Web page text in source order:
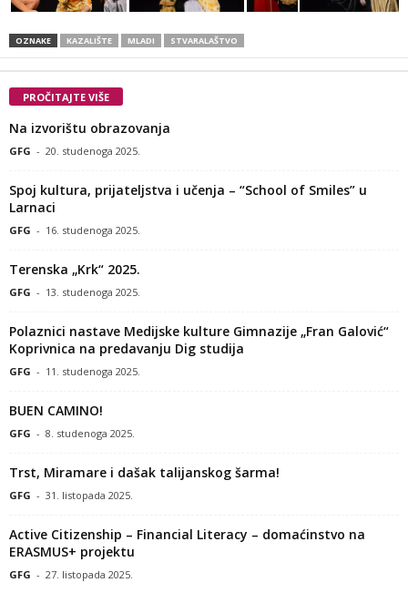
OZNAKE KAZALIŠTE MLADI STVARALAŠTVO
PROČITAJTE VIŠE
Na izvorištu obrazovanja
GFG - 20. studenoga 2025.
Spoj kultura, prijateljstva i učenja – “School of Smiles” u
Larnaci
GFG - 16. studenoga 2025.
Terenska „Krk“ 2025.
GFG - 13. studenoga 2025.
Polaznici nastave Medijske kulture Gimnazije „Fran Galović“
Koprivnica na predavanju Dig studija
GFG - 11. studenoga 2025.
BUEN CAMINO!
GFG - 8. studenoga 2025.
Trst, Miramare i dašak talijanskog šarma!
GFG - 31. listopada 2025.
Active Citizenship – Financial Literacy – domaćinstvo na
ERASMUS+ projektu
GFG - 27. listopada 2025.